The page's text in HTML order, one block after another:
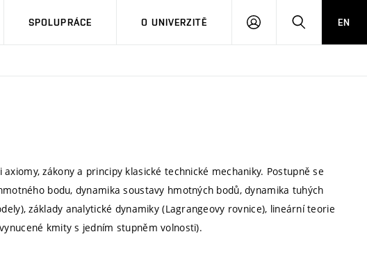
SPOLUPRÁCE O UNIVERZITĚ
PŘIHLÁSIT HLEDATEN
zákony a principy klasické technické mechaniky. Postupně se
bodu, dynamika soustavy hmotných bodů, dynamika tuhých
základy analytické dynamiky (Lagrangeovy rovnice), lineární teorie
kmity s jedním stupněm volnosti).